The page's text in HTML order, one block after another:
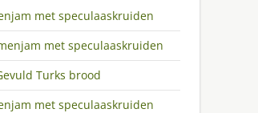
met speculaaskruiden
met speculaaskruiden
Turks brood
met speculaaskruiden